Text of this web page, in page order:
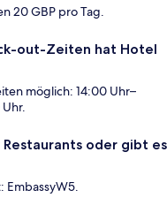
20 GBP pro Tag.
out-Zeiten hat Hotel
möglich: 14:00 Uhr–
oder gibt es
EmbassyW5.